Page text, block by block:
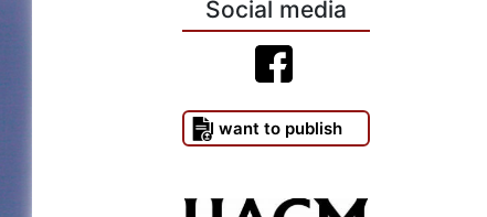
Social media
I want to publish